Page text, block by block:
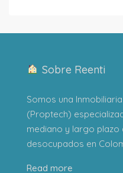
Sobre Reenti
Somos una
(Proptech)
mediano y largo plazo
desocupados en
Read more